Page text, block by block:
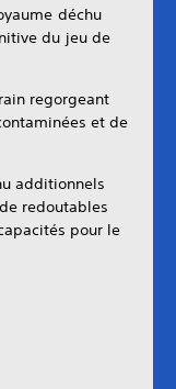
déchu
du jeu de
regorgeant
et de
additionnels
redoutables
pour le